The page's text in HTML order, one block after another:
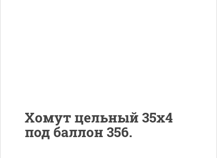
Хомут цельный 35х4
под баллон 356.